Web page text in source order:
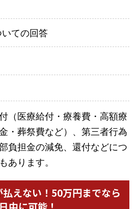
ての回答
（医療給付・療養費・高額療
・葬祭費など）、第三者行為
負担金の減免、還付などにつ
あります。
えない！50万円までなら
中に可能！